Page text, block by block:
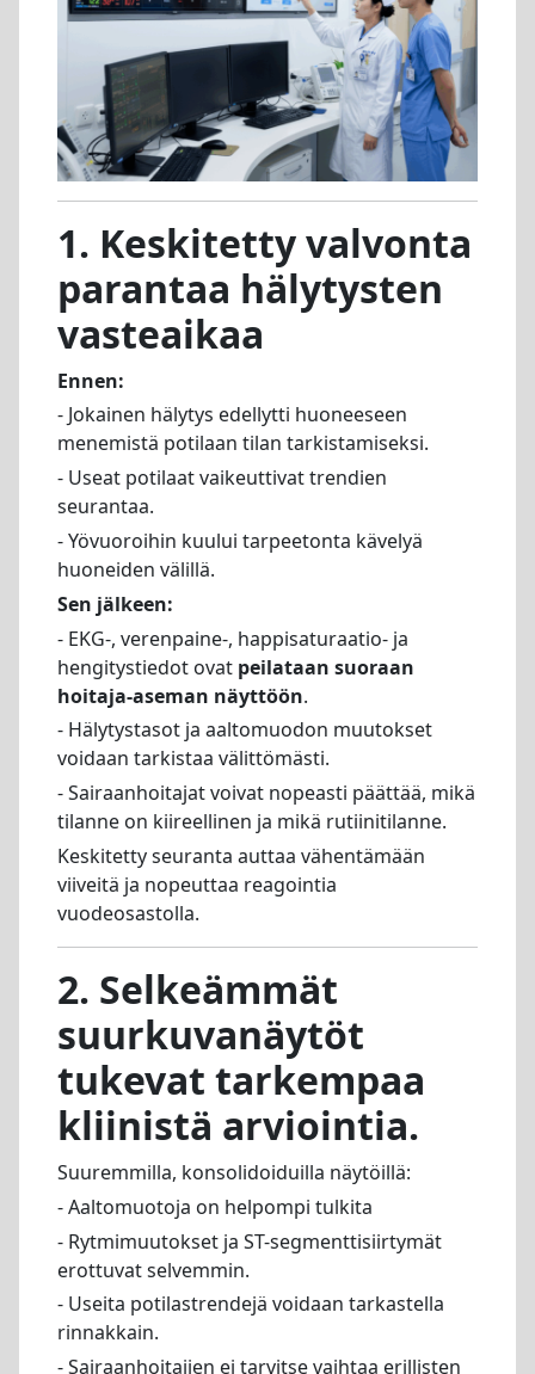
1. Keskitetty valvonta
parantaa hälytysten
vasteaikaa
Ennen:
- Jokainen hälytys edellytti huoneeseen
menemistä potilaan tilan tarkistamiseksi.
- Useat potilaat vaikeuttivat trendien
seurantaa.
- Yövuoroihin kuului tarpeetonta kävelyä
huoneiden välillä.
Sen jälkeen:
- EKG-, verenpaine-, happisaturaatio- ja
hengitystiedot ovat peilataan suoraan
hoitaja-aseman näyttöön.
- Hälytystasot ja aaltomuodon muutokset
voidaan tarkistaa välittömästi.
- Sairaanhoitajat voivat nopeasti päättää, mikä
tilanne on kiireellinen ja mikä rutiinitilanne.
Keskitetty seuranta auttaa vähentämään
viiveitä ja nopeuttaa reagointia
vuodeosastolla.
2. Selkeämmät
suurkuvanäytöt
tukevat tarkempaa
kliinistä arviointia.
Suuremmilla, konsolidoiduilla näytöillä:
- Aaltomuotoja on helpompi tulkita
- Rytmimuutokset ja ST-segmenttisiirtymät
erottuvat selvemmin.
- Useita potilastrendejä voidaan tarkastella
rinnakkain.
- Sairaanhoitajien ei tarvitse vaihtaa erillisten